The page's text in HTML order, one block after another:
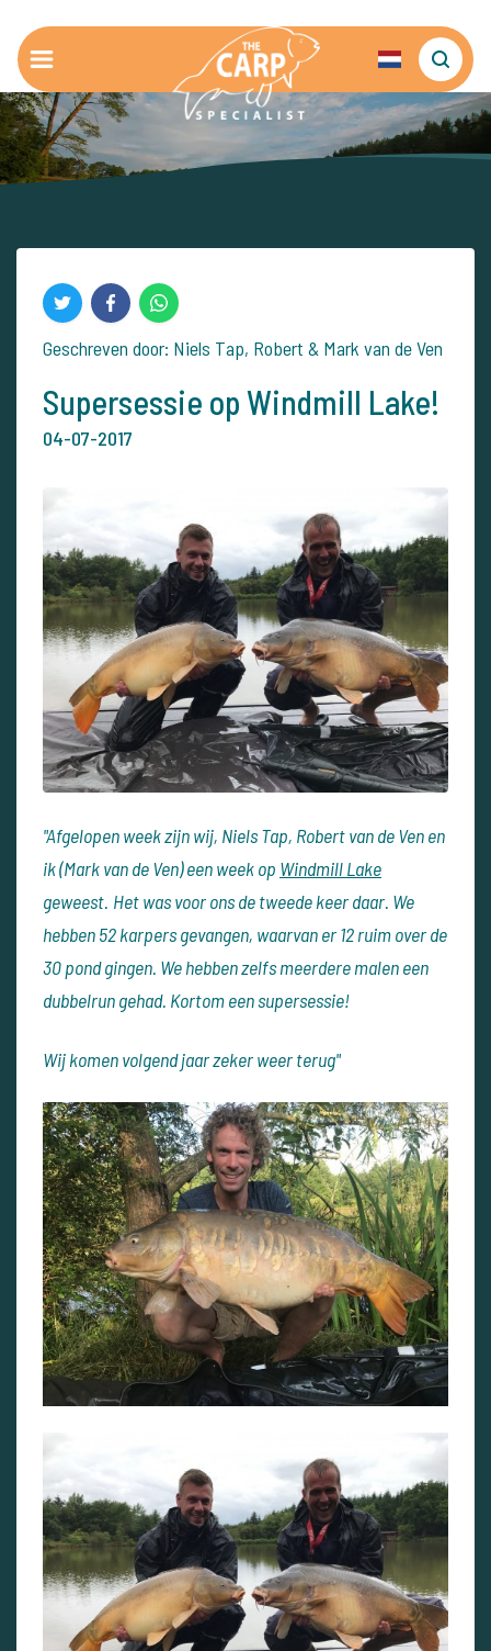
Geschreven door: Niels Tap, Robert & Mark van de Ven
Supersessie op Windmill Lake!
04-07-2017
"Afgelopen week zijn wij, Niels Tap, Robert van de Ven en
ik (Mark van de Ven) een week op Windmill Lake
geweest. Het was voor ons de tweede keer daar. We
hebben 52 karpers gevangen, waarvan er 12 ruim over de
30 pond gingen. We hebben zelfs meerdere malen een
dubbelrun gehad. Kortom een supersessie!
Wij komen volgend jaar zeker weer terug"